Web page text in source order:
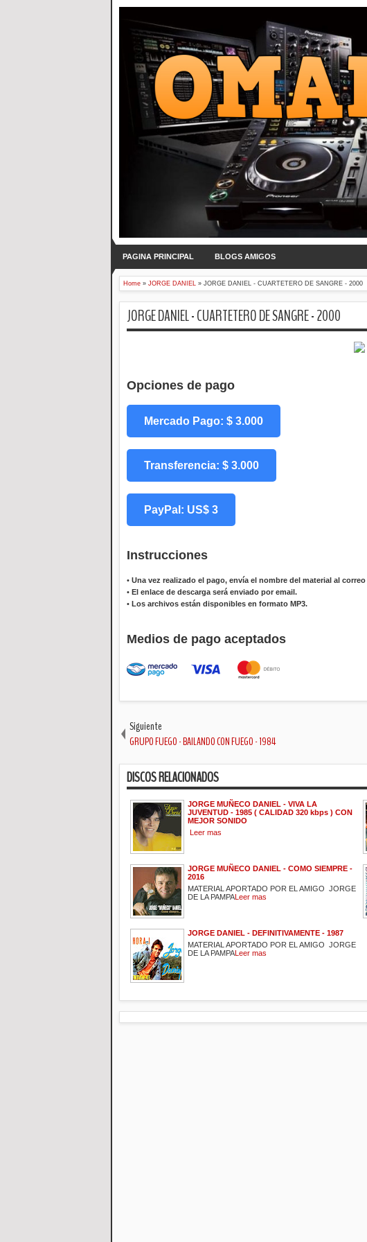
PAGINA PRINCIPAL BLOGS AMIGOS
Home » JORGE DANIEL » JORGE DANIEL - CUARTETERO DE SANGRE - 2000
JORGE DANIEL - CUARTETERO DE SANGRE - 2000
Opciones de pago
Mercado Pago: $ 3.000
Transferencia: $ 3.000
PayPal: US$ 3
Instrucciones
• Una vez realizado el pago, envía el nombre del material al correo
• El enlace de descarga será enviado por email.
• Los archivos están disponibles en formato MP3.
Medios de pago aceptados
Siguiente
GRUPO FUEGO - BAILANDO CON FUEGO - 1984
DISCOS RELACIONADOS
JORGE MUÑECO DANIEL - VIVA LA
JUVENTUD - 1985 ( CALIDAD 320 kbps ) CON
MEJOR SONIDO
Leer mas
JORGE MUÑECO DANIEL - COMO SIEMPRE -
2016
MATERIAL APORTADO POR EL AMIGO JORGE
DE LA PAMPALeer mas
JORGE DANIEL - DEFINITIVAMENTE - 1987
MATERIAL APORTADO POR EL AMIGO JORGE
DE LA PAMPALeer mas